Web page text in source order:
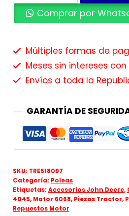
Comprar por
Múltiples formas de
Meses sin intereses
Envíos a toda la
GARANTÍA DE
SKU: TRE518097
Categoría: Poleas
Etiquetas: Accesorios John Deere,
4045, Motor 6068, Piezas Tractor,
Repuestos Motor